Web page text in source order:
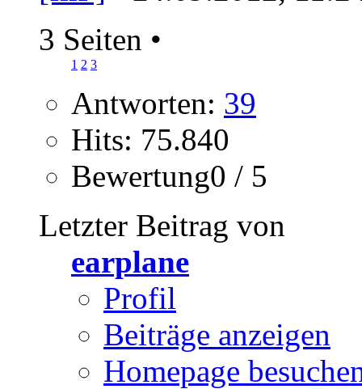
3 Seiten •
1 2 3
Antworten: 39
Hits: 75.840
Bewertung0 / 5
Letzter Beitrag von
earplane
Profil
Beiträge anzeigen
Homepage